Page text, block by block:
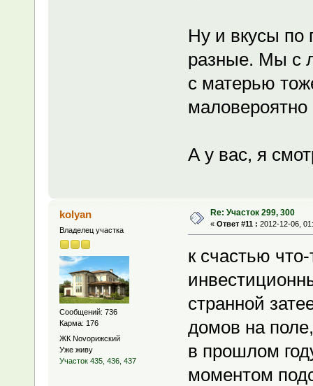
Ну и вкусы по
разные. Мы с
с матерью
маловероятно
А у вас, я
kolyan
Владелец участка
Сообщений: 736
Карма: 176
ЖК Novoрижский
Уже живу
Участок 435, 436, 437
Re: Участок 299, 300
« Ответ #11 : 2012-12-06,
к счастью
странной
домов на
в прошлом
моментом